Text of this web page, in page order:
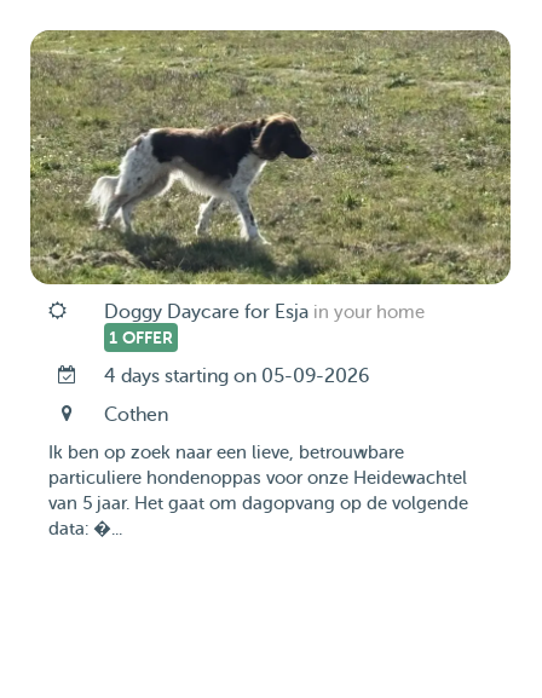
Doggy Daycare for Esja in your home
1 OFFER
4 days starting on 05-09-2026
Cothen
Ik ben op zoek naar een lieve, betrouwbare
particuliere hondenoppas voor onze Heidewachtel
van 5 jaar. Het gaat om dagopvang op de volgende
data: �...